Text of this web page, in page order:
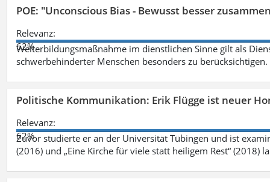
POE: "Unconscious Bias - Bewusst besser
Relevanz:
62%
Weiterbildungsmaßnahme im dienstlichen Sinne gilt als
schwerbehinderter Menschen besonders zu berücksichtigen.
Politische Kommunikation: Erik Flügge ist neuer
Relevanz:
62%
Zuvor studierte er an der Universität Tübingen und ist
(2016) und „Eine Kirche für viele statt heiligem Rest“ (2018)